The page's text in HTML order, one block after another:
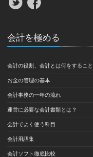
会計を極める
会計の役割、会計とは何をすること
お金の管理の基本
会計事務の一年の流れ
運営に必要な会計書類とは？
会計でよく使う科目
会計用語集
会計ソフト徹底比較